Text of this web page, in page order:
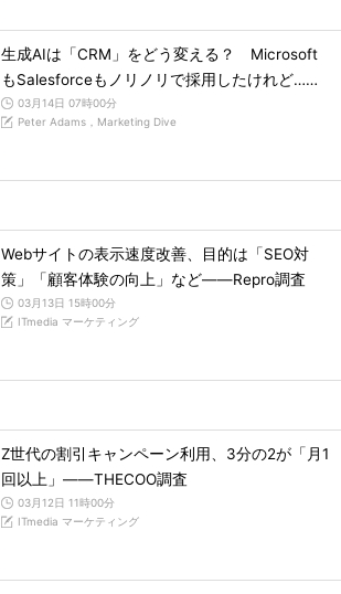
生成AIは「CRM」をどう変える？ Microsoft
もSalesforceもノリノリで採用したけれど……
03月14日 07時00分
Peter Adams，Marketing Dive
Webサイトの表示速度改善、目的は「SEO対
策」「顧客体験の向上」など――Repro調査
03月13日 15時00分
ITmedia マーケティング
Z世代の割引キャンペーン利用、3分の2が「月1
回以上」――THECOO調査
03月12日 11時00分
ITmedia マーケティング